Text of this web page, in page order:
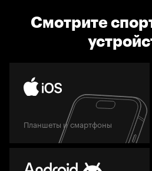
Смотрите
Планшеты и смартфоны